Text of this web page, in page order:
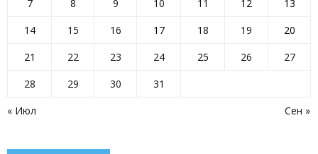
« Июл Сен »
7 8 9 10 11 12
13
14
15 16 17 18 19
20
21
22 23 24 25 26
27
28
29 30 31